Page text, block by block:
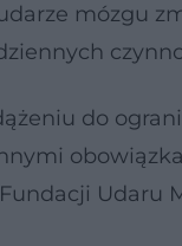
mózgu
do
Udaru